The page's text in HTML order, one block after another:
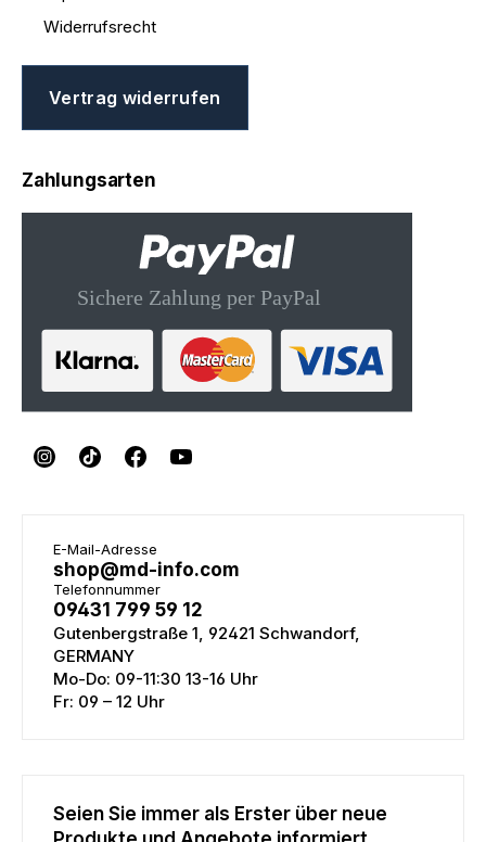
Widerrufsrecht
Vertrag widerrufen
Zahlungsarten
E-Mail-Adresse
shop@md-info.com
Telefonnummer
09431 799 59 12
Gutenbergstraße 1, 92421 Schwandorf,
GERMANY
Mo-Do: 09-11:30 13-16 Uhr
Fr: 09 – 12 Uhr
Seien Sie immer als Erster über neue